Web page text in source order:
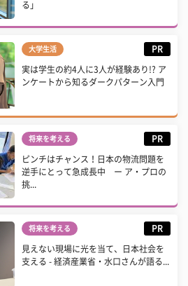
る」
大学生活 PR
実は学生の約4人に3人が経験あり!? ア
ンケートから知るダークパターン入門
将来を考える PR
ピンチはチャンス！日本の物流問題を
逆手にとって急成長中 ー ア・プロの
挑...
将来を考える PR
見えない現場に光を当て、日本社会を
支える - 経済産業省・水口さんが語る...